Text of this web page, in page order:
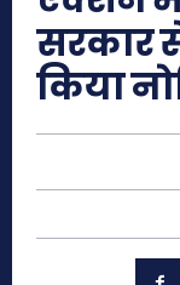
सरकार
किया